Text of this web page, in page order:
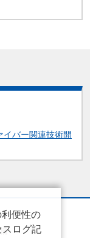
バー関連技術開
便性の
スログ記